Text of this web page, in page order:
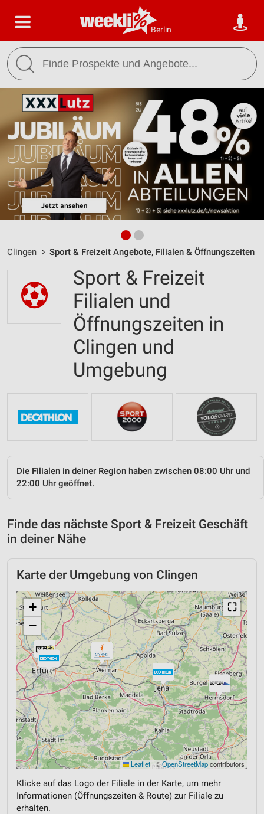
Berlin
Clingen Sport & Freizeit Angebote, Filialen & Öffnungszeiten
Sport & Freizeit
Filialen und
Öffnungszeiten in
Clingen und
Umgebung
Die Filialen in deiner Region haben zwischen 08:00 Uhr und
22:00 Uhr geöffnet.
Finde das nächste Sport & Freizeit Geschäft
in deiner Nähe
Karte der Umgebung von Clingen
⛶
+
−
Leaflet |©OpenStreetMapcontributors
Klicke auf das Logo der Filiale in der Karte, um mehr
Informationen (Öffnungszeiten & Route) zur Filiale zu
erhalten.